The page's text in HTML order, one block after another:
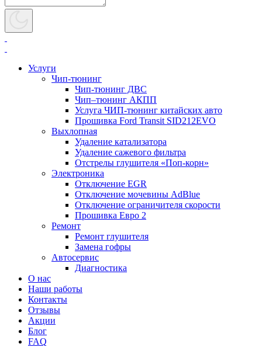
Услуги
Чип-тюнинг
Чип-тюнинг ДВС
Чип–тюнинг АКПП
Услуга ЧИП-тюнинг китайских авто
Прошивка Ford Transit SID212EVO
Выхлопная
Удаление катализатора
Удаление сажевого фильтра
Отстрелы глушителя «Поп-корн»
Электроника
Отключение EGR
Отключение мочевины AdBlue
Отключение ограничителя скорости
Прошивка Евро 2
Ремонт
Ремонт глушителя
Замена гофры
Автосервис
Диагностика
О нас
Наши работы
Контакты
Отзывы
Акции
Блог
FAQ